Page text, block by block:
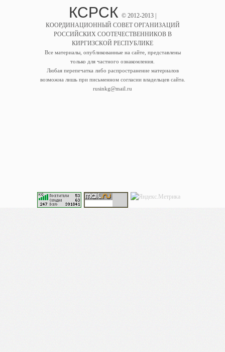
КСРСК © 2012-2013 |
КООРДИНАЦИОННЫЙ СОВЕТ ОРГАНИЗАЦИЙ
РОССИЙСКИХ СООТЕЧЕСТВЕННИКОВ В
КИРГИЗСКОЙ РЕСПУБЛИКЕ
Все материалы, опубликованные на сайте, представлены
только для частного ознакомления.
Любая перепечатка либо распространение материалов
возможна лишь при письменном согласии владельцев сайта.
rusinkg@mail.ru